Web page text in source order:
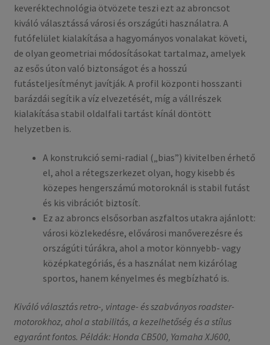
keverék­technológia ötvözete teszi ezt az abroncsot
kiváló választássá városi és országúti használatra. A
futófelület kialakítása a hagyományos vonalakat követi,
de olyan geometriai módosításokat tartalmaz, amelyek
az esős úton való biztonságot és a hosszú
futásteljesítményt javítják. A profil központi hosszanti
barázdái segítik a víz elvezetését, míg a vállrészek
kialakítása stabil oldalfali tartást kínál döntött
helyzetben is.
A konstrukció semi-radial („bias”) kivitelben érhető
el, ahol a rétegszerkezet olyan, hogy kisebb és
közepes hengerszámú motoroknál is stabil futást
és kis vibrációt biztosít.
Ez az abroncs elsősorban aszfaltos utakra ajánlott:
városi közlekedésre, elővárosi manőverezésre és
országúti túrákra, ahol a motor könnyebb- vagy
középkategóriás, és a használat nem kizárólag
sportos, hanem kényelmes és megbízható is.
Kiváló választás retro-, vintage- és szabványos roadster-
motorokhoz, ahol a stabilitás, a kezelhetőség és a stílus
egyaránt fontos. Példák: Honda CB500, Yamaha XJ600,